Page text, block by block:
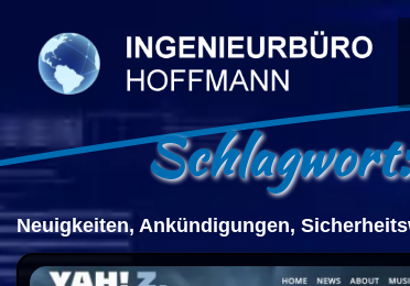
Inhalt
springen
Schlagwort:
Neuigkeiten, Ankündigungen,